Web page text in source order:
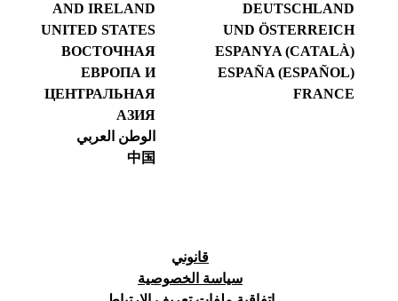
DEUTSCHLAND
UND ÖSTERREICH
ESPANYA (CATALÀ)
ESPAÑA (ESPAÑOL)
FRANCE
AND IRELAND
UNITED STATES
ВОСТОЧНАЯ
ЕВРОПА И
ЦЕНТРАЛЬНАЯ
АЗИЯ
الوطن العربي
中国
قانوني
سياسة الخصوصية